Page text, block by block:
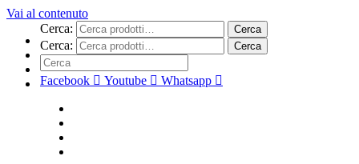
Vai al contenuto
Cerca:
Cerca
Cerca: Cerca
Facebook Youtube Whatsapp